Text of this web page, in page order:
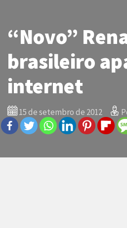
“Novo”
brasileiro
internet
15 de setembro de 2012